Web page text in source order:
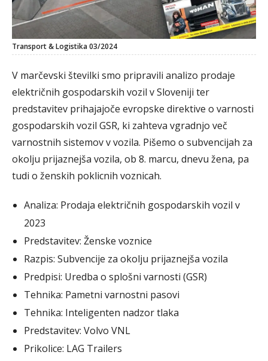
Transport & Logistika 03/2024
V marčevski številki smo pripravili analizo prodaje
električnih gospodarskih vozil v Sloveniji ter
predstavitev prihajajoče evropske direktive o varnosti
gospodarskih vozil GSR, ki zahteva vgradnjo več
varnostnih sistemov v vozila. Pišemo o subvencijah za
okolju prijaznejša vozila, ob 8. marcu, dnevu žena, pa
tudi o ženskih poklicnih voznicah.
Analiza: Prodaja električnih gospodarskih vozil v
2023
Predstavitev: Ženske voznice
Razpis: Subvencije za okolju prijaznejša vozila
Predpisi: Uredba o splošni varnosti (GSR)
Tehnika: Pametni varnostni pasovi
Tehnika: Inteligenten nadzor tlaka
Predstavitev: Volvo VNL
Prikolice: LAG Trailers